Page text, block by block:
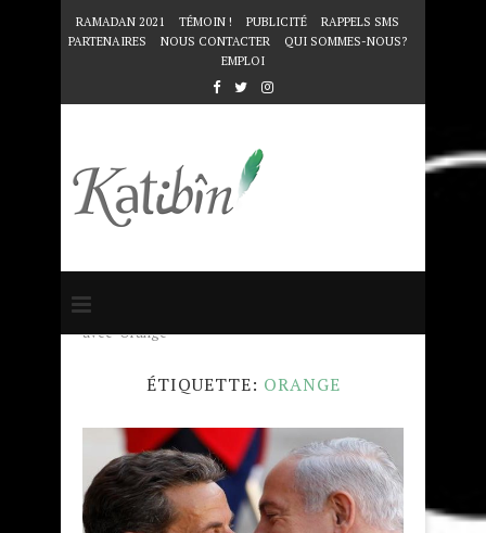
RAMADAN 2021 TÉMOIN ! PUBLICITÉ
RAPPELS SMS
PARTENAIRES
NOUS CONTACTER
QUI SOMMES-NOUS?
EMPLOI
Accueil
avec "Orange"
ÉTIQUETTE: ORANGE